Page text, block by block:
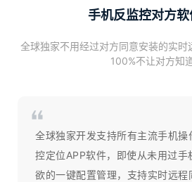
手机反监控对方
全球独家不用经过对方同意安装的实时
100%不让对方知道
全球独家开发支持所有主流手机
控定位APP软件，即使从未用过手
欲的一键配置管理，支持实时远程